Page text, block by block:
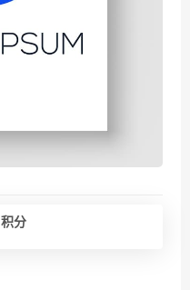
积分